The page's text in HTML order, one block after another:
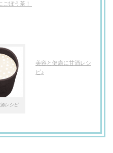
ごぼう茶！
レシピ
美容と健康に甘酒レシ
ピ♪